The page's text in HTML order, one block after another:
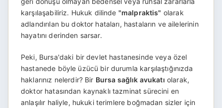
karşılaşabiliriz. Hukuk dilinde "malpraktis" olarak
adlandırılan bu doktor hataları, hastaların ve ailelerinin
hayatını derinden sarsar.
Peki, Bursa'daki bir devlet hastanesinde veya özel
hastanede böyle üzücü bir durumla karşılaştığınızda
haklarınız nelerdir? Bir Bursa sağlık avukatı olarak,
doktor hatasından kaynaklı tazminat sürecini en
anlaşılır haliyle, hukuki terimlere boğmadan sizler için